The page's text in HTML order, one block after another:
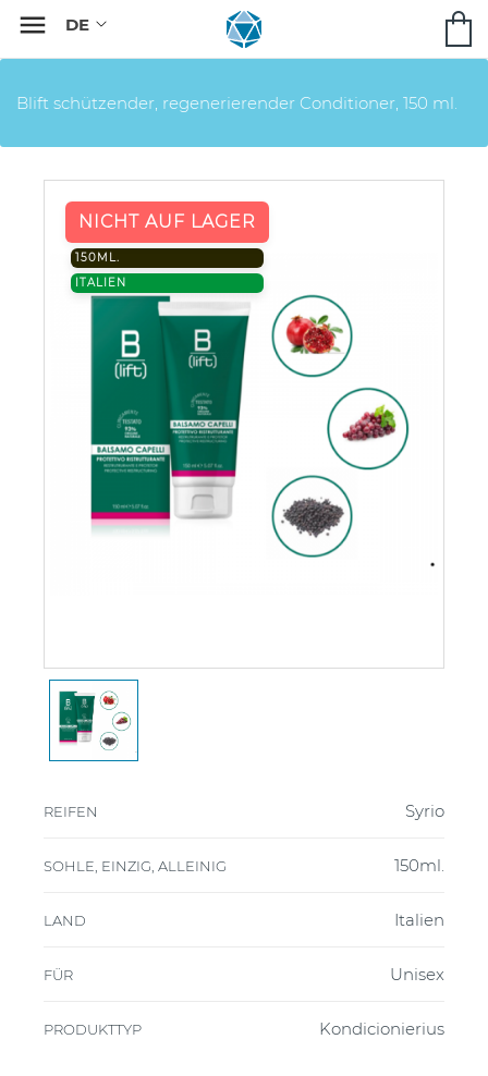

Blift schützender, regenerierender Conditioner, 150 ml.
NICHT AUF LAGER
150ML.
ITALIEN
REIFEN Syrio
SOHLE, EINZIG, ALLEINIG 150ml.
LAND Italien
FÜR Unisex
PRODUKTTYP Kondicionierius